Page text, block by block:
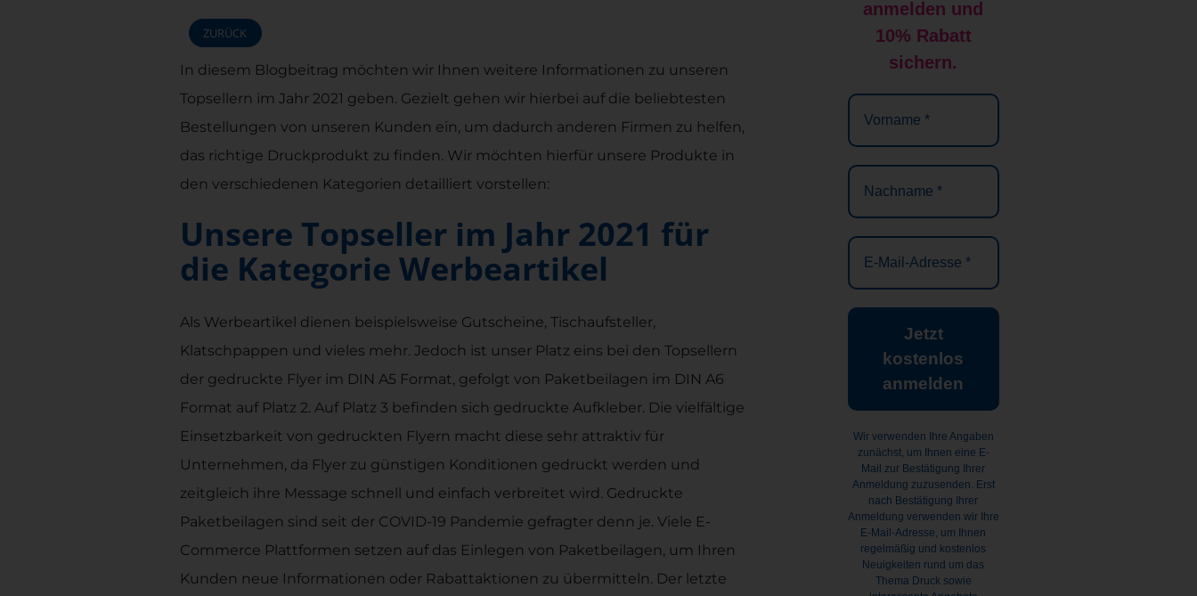
ZURÜCK
ZURÜCK
In diesem Blogbeitrag möchten wir Ihnen weitere Informationen zu unseren
Topsellern im Jahr 2021 geben. Gezielt gehen wir hierbei auf die beliebtesten
Bestellungen von unseren Kunden ein, um dadurch anderen Firmen zu helfen,
das richtige Druckprodukt zu finden. Wir möchten hierfür unsere Produkte in
den verschiedenen Kategorien detailliert vorstellen:
Unsere Topseller im Jahr 2021 für
die Kategorie Werbeartikel
Als Werbeartikel dienen beispielsweise Gutscheine, Tischaufsteller,
Klatschpappen und vieles mehr. Jedoch ist unser Platz eins bei den Topsellern
der gedruckte Flyer im DIN A5 Format, gefolgt von Paketbeilagen im DIN A6
Format auf Platz 2. Auf Platz 3 befinden sich gedruckte Aufkleber. Die vielfältige
Einsetzbarkeit von gedruckten Flyern macht diese sehr attraktiv für
Unternehmen, da Flyer zu günstigen Konditionen gedruckt werden und
zeitgleich ihre Message schnell und einfach verbreitet wird. Gedruckte
Paketbeilagen sind seit der COVID-19 Pandemie gefragter denn je. Viele E-
Commerce Plattformen setzen auf das Einlegen von Paketbeilagen, um Ihren
Kunden neue Informationen oder Rabattaktionen zu übermitteln. Der letzte
anmelden und
10% Rabatt
sichern.
Vorname
Nachname
E-
Mail-
Wir verwenden Ihre Angaben
zunächst, um Ihnen eine E-
Mail zur Bestätigung Ihrer
Anmeldung zuzusenden. Erst
nach Bestätigung Ihrer
Anmeldung verwenden wir Ihre
E-Mail-Adresse, um Ihnen
regelmäßig und kostenlos
Neuigkeiten rund um das
Thema Druck sowie